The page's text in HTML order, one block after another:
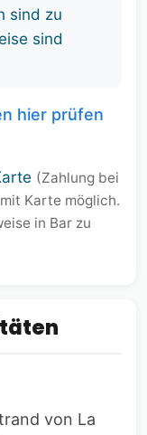
sind zu
sind
hier prüfen
(Zahlung bei
Karte möglich.
in Bar zu
von La